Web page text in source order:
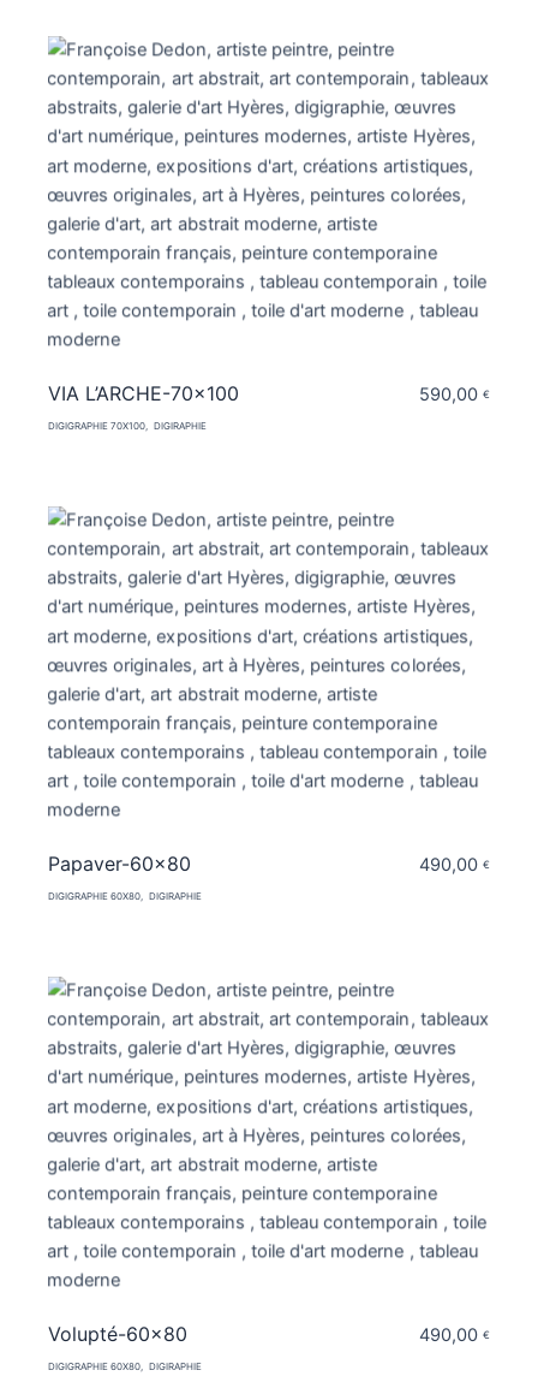
VIA L’ARCHE-70×100 590,00 €
DIGIGRAPHIE 70X100 DIGIRAPHIE
Papaver-60×80 490,00 €
DIGIGRAPHIE 60X80 DIGIRAPHIE
Volupté-60×80 490,00 €
DIGIGRAPHIE 60X80 DIGIRAPHIE